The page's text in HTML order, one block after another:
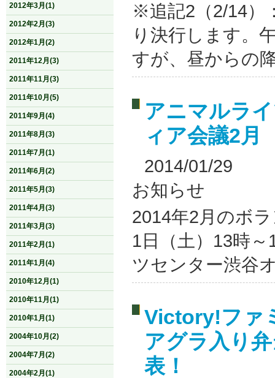
※追記2（2/14）
り決行します。
すが、昼からの
アニマルラ
ィア会議2月
2014/01/29
お知らせ
2014年2月のボ
1日（土）13時
ツセンター渋谷
Victory!ファ
アグラ入り
表！
2012年3月(1)
2012年2月(3)
2012年1月(2)
2011年12月(3)
2011年11月(3)
2011年10月(5)
2011年9月(4)
2011年8月(3)
2011年7月(1)
2011年6月(2)
2011年5月(3)
2011年4月(3)
2011年3月(3)
2011年2月(1)
2011年1月(4)
2010年12月(1)
2010年11月(1)
2010年1月(1)
2004年10月(2)
2004年7月(2)
2004年2月(1)